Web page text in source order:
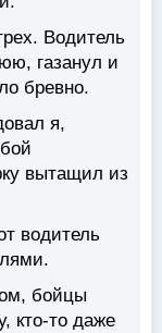
Водитель
газанул и
бревно.
я,
вытащил из
водитель
бойцы
кто-то даже